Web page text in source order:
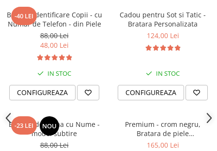
-40 LEI
Bratara identificare Copii - cu
Numar de Telefon - din Piele
88,00 Lei
48,00 Lei
IN STOC
CONFIGUREAZA
Cadou pentru Sot si Tatic -
Bratara Personalizata
124,00 Lei
IN STOC
CONFIGUREAZA
-23 LEI NOU
Bratara de Dama cu Nume -
model subtire
88,00 Lei
Premium - crom negru,
Bratara de piele
PERSONALIZABILA (classic)
165,00 Lei